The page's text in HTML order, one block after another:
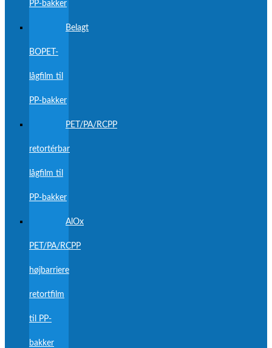
PP-bakker
Belagt
BOPET-
lågfilm til
PP-bakker
PET/PA/RCPP
retortérbar
lågfilm til
PP-bakker
AlOx
PET/PA/RCPP
højbarriere
retortfilm
til PP-
bakker